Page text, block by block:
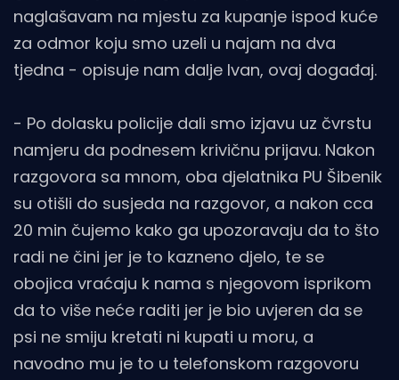
naglašavam na mjestu za kupanje ispod kuće
za odmor koju smo uzeli u najam na dva
tjedna - opisuje nam dalje Ivan, ovaj događaj.
- Po dolasku policije dali smo izjavu uz čvrstu
namjeru da podnesem krivičnu prijavu. Nakon
razgovora sa mnom, oba djelatnika PU Šibenik
su otišli do susjeda na razgovor, a nakon cca
20 min čujemo kako ga upozoravaju da to što
radi ne čini jer je to kazneno djelo, te se
obojica vraćaju k nama s njegovom isprikom
da to više neće raditi jer je bio uvjeren da se
psi ne smiju kretati ni kupati u moru, a
navodno mu je to u telefonskom razgovoru